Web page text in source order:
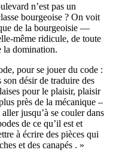
n’est pas un
bourgeoise ? On voit
de la bourgeoisie —
même ridicule, de toute
la domination.
pour se jouer du code :
désir de traduire des
pour le plaisir, plaisir
près de la mécanique –
jusqu’à se couler dans
de ce qu’il est et
à écrire des pièces qui
et des canapés . »